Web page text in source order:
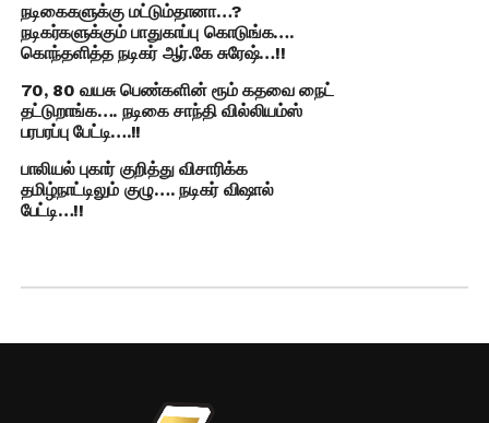
நடிகைகளுக்கு மட்டும்தானா…?
நடிகர்களுக்கும் பாதுகாப்பு கொடுங்க….
கொந்தளித்த நடிகர் ஆர்.கே சுரேஷ்…!!
70, 80 வயசு பெண்களின் ரூம் கதவை நைட்
தட்டுறாங்க…. நடிகை சாந்தி வில்லியம்ஸ்
பரபரப்பு பேட்டி….!!
பாலியல் புகார் குறித்து விசாரிக்க
தமிழ்நாட்டிலும் குழு…. நடிகர் விஷால்
பேட்டி…!!